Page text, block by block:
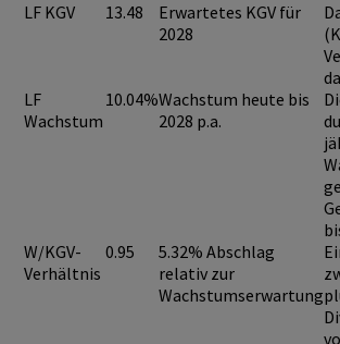
LF KGV 13.48
Erwartetes KGV für
2028
LF
Wachstum
10.04%Wachstum heute bis
2028 p.a.
W/KGV-
Verhältnis
0.95
5.32% Abschlag
relativ zur
Wachstumserwartung